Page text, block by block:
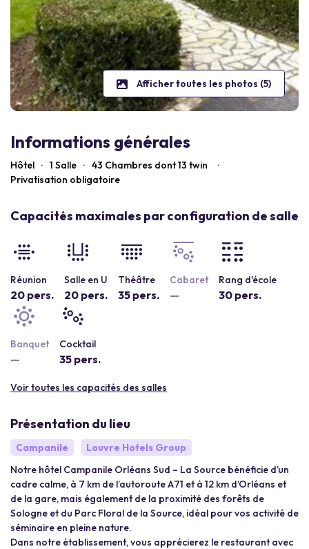
Afficher toutes les photos (5)
Informations générales
Hôtel · 1 Salle · 43 Chambres dont 13 twin
·
Privatisation obligatoire
Capacités maximales par configuration de salle
Réunion
20 pers.
Salle en U
20 pers.
Théâtre
35 pers.
Cabaret
—
Rang d'école
30 pers.
Banquet
—
Cocktail
35 pers.
Voir toutes les capacités des salles
Présentation du lieu
Campanile
Louvre Hotels Group
Notre hôtel Campanile Orléans Sud – La Source bénéficie d’un
cadre calme, à 7 km de l’autoroute A71 et à 12 km d’Orléans et
de la gare, mais également de la proximité des forêts de
Sologne et du Parc Floral de la Source, idéal pour vos activité de
séminaire en pleine nature.
Dans notre établissement, vous apprécierez le restaurant avec